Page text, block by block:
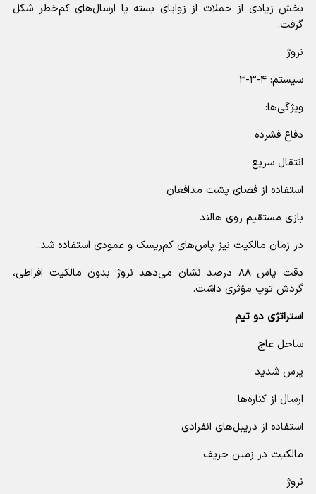
بخش زیادی از حملات از زوایای بسته یا ارسال‌های کم‌خطر شکل
گرفت.
نروژ
سیستم: ۴-۳-۳
ویژگی‌ها:
دفاع فشرده
انتقال سریع
استفاده از فضای پشت مدافعان
بازی مستقیم روی هالند
در زمان مالکیت نیز پاس‌های کم‌ریسک و عمودی استفاده شد.
دقت پاس ۸۸ درصد نشان می‌دهد نروژ بدون مالکیت افراطی،
گردش توپ مؤثری داشت.
استراتژی دو تیم
ساحل عاج
پرس شدید
ارسال از کناره‌ها
استفاده از دریبل‌های انفرادی
مالکیت در زمین حریف
نروژ